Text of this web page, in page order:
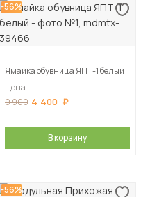
-56%
Ямайка обувница ЯПТ-1 белый
Цена
9 900 4 400
В корзину
-56%